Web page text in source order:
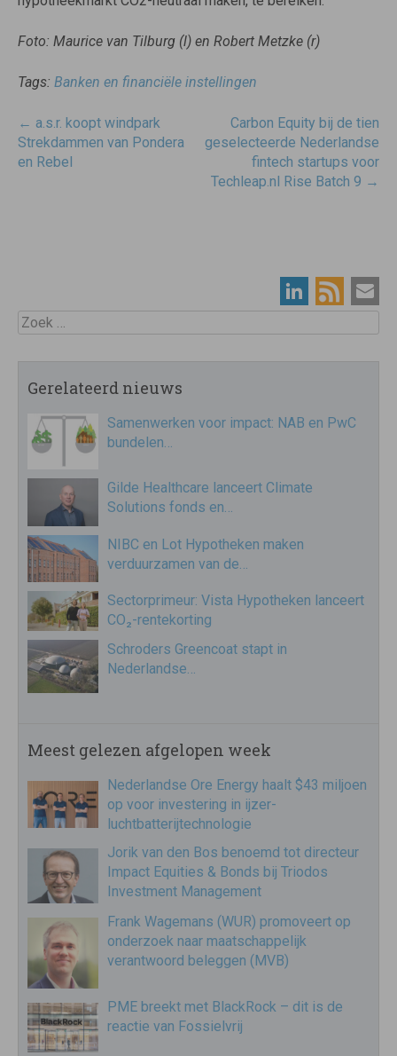
Foto: Maurice van Tilburg (l) en Robert Metzke (r)
Tags: Banken en financiële instellingen
Post
navigatie
← a.s.r. koopt windpark
Strekdammen van Pondera
en Rebel
Carbon Equity bij de tien
geselecteerde Nederlandse
fintech startups voor
Techleap.nl Rise Batch 9 →
Zoek
Gerelateerd nieuws
Samenwerken voor impact: NAB en PwC
bundelen…
Gilde Healthcare lanceert Climate
Solutions fonds en…
NIBC en Lot Hypotheken maken
verduurzamen van de…
Sectorprimeur: Vista Hypotheken lanceert
CO₂-rentekorting
Schroders Greencoat stapt in
Nederlandse…
Meest gelezen afgelopen week
Nederlandse Ore Energy haalt $43 miljoen
op voor investering in ijzer-
luchtbatterijtechnologie
Jorik van den Bos benoemd tot directeur
Impact Equities & Bonds bij Triodos
Investment Management
Frank Wagemans (WUR) promoveert op
onderzoek naar maatschappelijk
verantwoord beleggen (MVB)
PME breekt met BlackRock – dit is de
reactie van Fossielvrij